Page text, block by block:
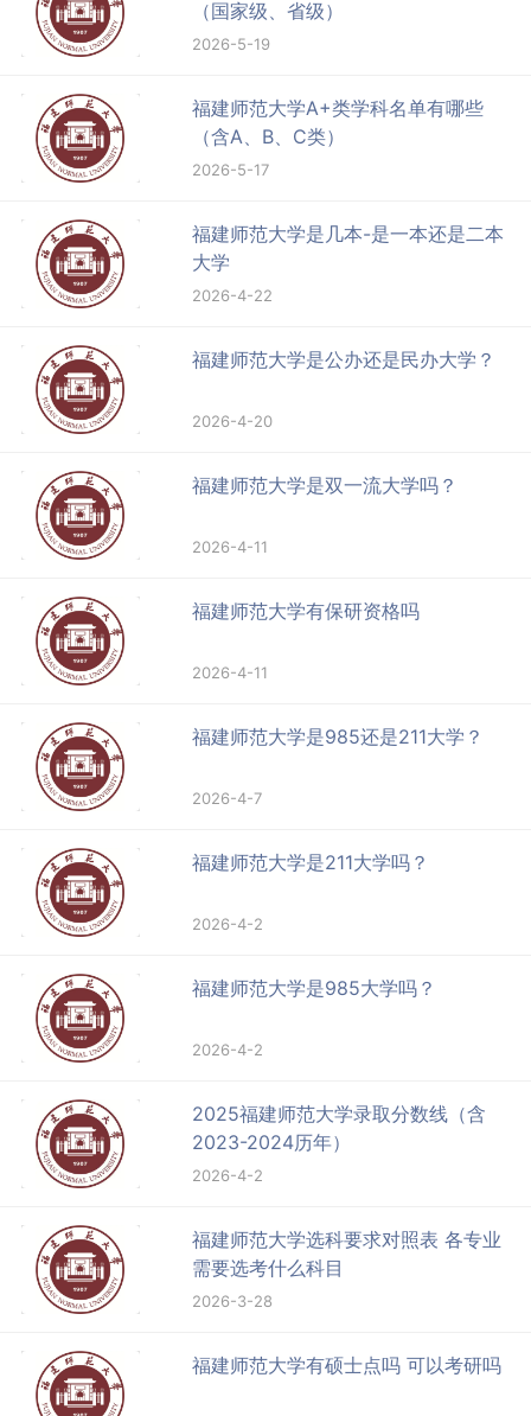
（国家级、省级）
2026-5-19
福建师范大学A+类学科名单有哪些
（含A、B、C类）
2026-5-17
福建师范大学是几本-是一本还是二本
大学
2026-4-22
福建师范大学是公办还是民办大学？
2026-4-20
福建师范大学是双一流大学吗？
2026-4-11
福建师范大学有保研资格吗
2026-4-11
福建师范大学是985还是211大学？
2026-4-7
福建师范大学是211大学吗？
2026-4-2
福建师范大学是985大学吗？
2026-4-2
2025福建师范大学录取分数线（含
2023-2024历年）
2026-4-2
福建师范大学选科要求对照表 各专业
需要选考什么科目
2026-3-28
福建师范大学有硕士点吗 可以考研吗